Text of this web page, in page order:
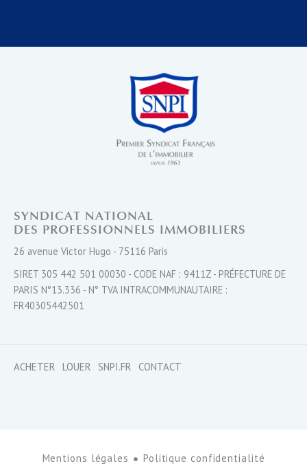
SYNDICAT NATIONAL
DES PROFESSIONNELS IMMOBILIERS
26 avenue Victor Hugo - 75116 Paris
SIRET 305 442 501 00030 - CODE NAF : 9411Z - PRÉFECTURE DE
PARIS N°13.336 - N° TVA INTRACOMMUNAUTAIRE :
FR40305442501
ACHETER LOUER SNPI.FR CONTACT
Mentions légales
Politique confidentialité